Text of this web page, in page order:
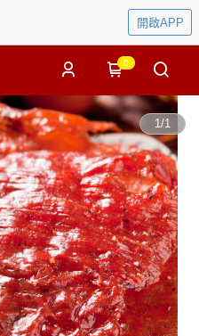
開啟APP
0
1/1